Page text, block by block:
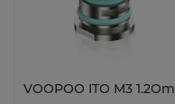
VOOPOO ITO M3 1.2Om